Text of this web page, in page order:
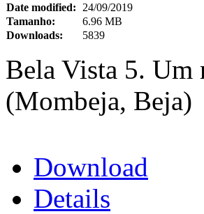
Date modified:
24/09/2019
Tamanho:
6.96 MB
Downloads:
5839
Bela Vista 5. Um
(Mombeja, Beja)
Download
Details